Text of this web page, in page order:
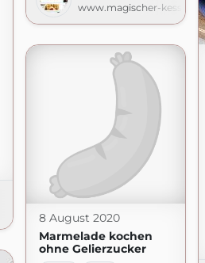
www.magischer-kessel.de
8 August 2020
Marmelade kochen
ohne Gelierzucker